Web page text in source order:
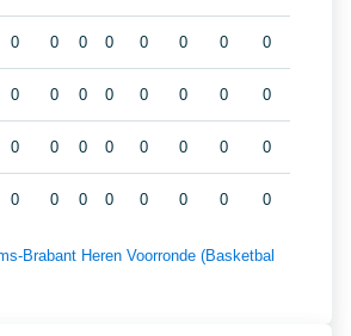
0 0 0 0 0 0 0 0
0 0 0 0 0 0 0 0
0 0 0 0 0 0 0 0
0 0 0 0 0 0 0 0
Brabant Heren Voorronde (Basketbal